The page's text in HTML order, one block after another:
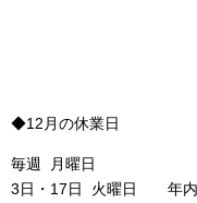
◆12月の休業日
毎週 月曜日
3日・17日 火曜日 年内